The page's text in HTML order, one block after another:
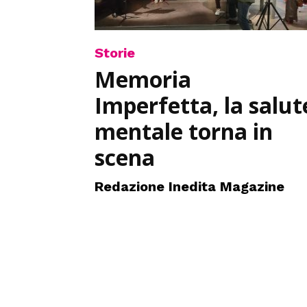
Storie
Memoria
Imperfetta, la
mentale torna in
scena
Redazione Inedita Magazine